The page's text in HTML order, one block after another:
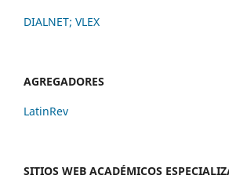
DIALNET; VLEX
AGREGADORES
LatinRev
SITIOS WEB ACADÉMICOS